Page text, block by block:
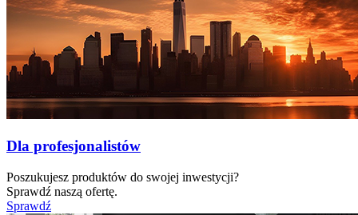
Dla profesjonalistów
Poszukujesz produktów do swojej inwestycji?
Sprawdź naszą ofertę.
Sprawdź